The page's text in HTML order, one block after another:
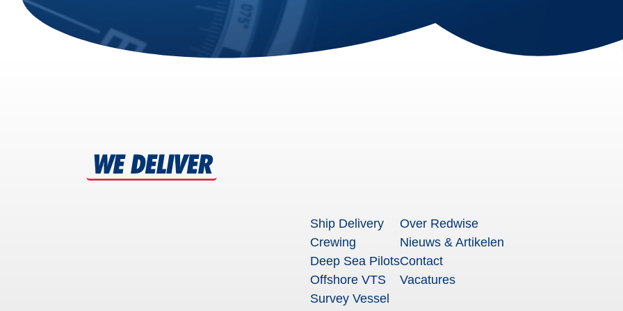
Ship Delivery
Crewing
Deep Sea Pilots
Offshore VTS
Survey Vessel
Over Redwise
Nieuws & Artikelen
Contact
Vacatures